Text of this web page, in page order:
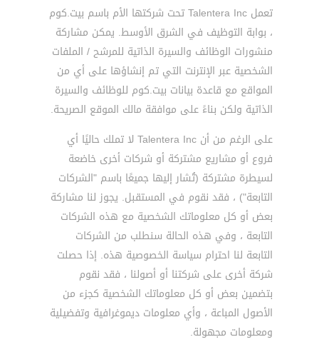
تعمل Talentera Inc تحت شركتها الأم باسم بيت.كوم
، بوابة التوظيف في الشرق الأوسط. يمكن مشاركة
منشورات الوظائف والسيرة الذاتية للمرشح / الملفات
الشخصية عبر الإنترنت التي تم إنشاؤها على أي من
المواقع مع قاعدة بيانات بيت.كوم للوظائف والسيرة
الذاتية ولكن بناءً على موافقة مالك الموقع الصريحة.
على الرغم من أن Talentera Inc لا تملك حاليًا أي
فروع أو مشاريع مشتركة أو شركات أخرى خاضعة
لسيطرة مشتركة (تُشار إليها جميعًا باسم "الشركات
التابعة") ، فقد نقوم في المستقبل. يجوز لنا مشاركة
بعض أو كل معلوماتك الشخصية مع هذه الشركات
التابعة ، وفي هذه الحالة سنطلب من الشركات
التابعة لنا احترام سياسة الخصوصية هذه. إذا حصلت
شركة أخرى على شركتنا أو أصولنا ، فقد نقوم
بتضمين بعض أو كل معلوماتك الشخصية كجزء من
الأصول المباعة ، وأي معلومات ديموغرافية وتفضيلية
ومعلومات مجهولة.